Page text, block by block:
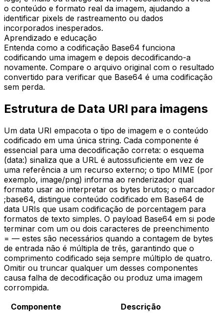
o conteúdo e formato real da imagem, ajudando a
identificar pixels de rastreamento ou dados
incorporados inesperados.
Aprendizado e educação
Entenda como a codificação Base64 funciona
codificando uma imagem e depois decodificando-a
novamente. Compare o arquivo original com o resultado
convertido para verificar que Base64 é uma codificação
sem perda.
Estrutura de Data URI para imagens
Um data URI empacota o tipo de imagem e o conteúdo
codificado em uma única string. Cada componente é
essencial para uma decodificação correta: o esquema
(data:) sinaliza que a URL é autossuficiente em vez de
uma referência a um recurso externo; o tipo MIME (por
exemplo, image/png) informa ao renderizador qual
formato usar ao interpretar os bytes brutos; o marcador
;base64, distingue conteúdo codificado em Base64 de
data URIs que usam codificação de porcentagem para
formatos de texto simples. O payload Base64 em si pode
terminar com um ou dois caracteres de preenchimento
= — estes são necessários quando a contagem de bytes
de entrada não é múltipla de três, garantindo que o
comprimento codificado seja sempre múltiplo de quatro.
Omitir ou truncar qualquer um desses componentes
causa falha de decodificação ou produz uma imagem
corrompida.
Componente
Descrição